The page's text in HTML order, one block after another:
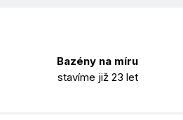
Bazény na míru
stavíme již 23 let